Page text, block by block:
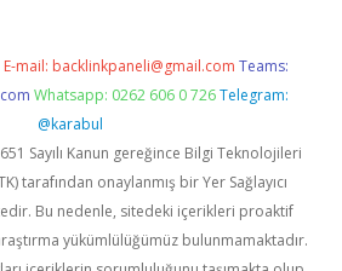
E-mail: backlinkpaneli@gmail.com Teams:
Whatsapp: 0262 606 0 726 Telegram:
@karabul
Sayılı Kanun gereğince Bilgi Teknolojileri
tarafından onaylanmış bir Yer Sağlayıcı
Bu nedenle, sitedeki içerikleri proaktif
yükümlülüğümüz bulunmamaktadır.